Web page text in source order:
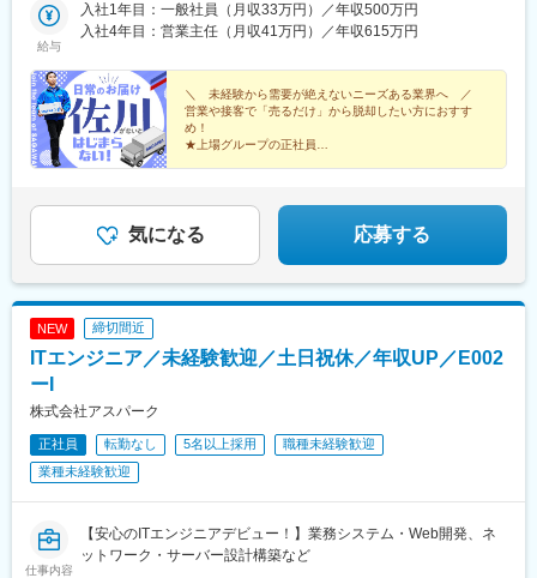
国・四国エリア香川、愛媛、高知、徳島、広島、島根、岡山、山
口、鳥取■九州エリア福岡、長崎、大分、佐賀、熊本、鹿児島、沖
秋田、青森
本庄早稲田駅、和光市駅、番田駅(神奈川県)、久里浜駅、港南台
駅、栢山駅、読売ランド前駅、武蔵新城駅、昭和駅、片岡駅、南
田羅駅、岩宿駅、上州新屋駅、新前橋駅、渋川駅、駒形駅、細谷
駅(群馬県)、千葉ニュータウン中央駅、湖北駅、江見駅、佐倉駅、
新習志野駅、木更津駅、川間駅、江戸川台駅、神立駅、みどりの
駅、野木駅、赤塚駅、下館駅、延方駅、常陸鴻巣駅、日立駅、佐
古木駅、三河安城駅、萩原駅(愛知県)、北岡崎駅、石仏駅、田県神
向ケ丘駅、三河一宮駅、竹村駅、港区役所駅、新守山駅、尾張星
の宮駅、本郷駅(愛知県)、佐那具駅、朝熊駅、亀山駅(三重県)、霞
泉なめり駅、藤枝駅、静岡駅、草薙駅(東海道本線)、袋井駅、西焼
津駅、上島駅、須津駅、南吉田駅、糸魚川駅、春日山駅、小針
駅、中条駅、宮内駅(新潟県)、魚沼丘陵駅、茨目駅、伊那北駅、広
常永駅、春日居町駅、東桂駅、動橋駅、三ツ屋駅、笠師保駅、松
朝潮橋駅、門真南駅、深江橋駅、河内花園駅、鴻池新田駅、西明
石駅、中埠頭駅、苅藻駅、加太駅(和歌山県)、武庫川団地前駅、紀
市民病院口駅、篠原駅(滋賀県)、多賀大社前駅、三雲駅、栗東駅、
おごと温泉駅、長浜駅、箕浦駅、讃岐塩屋駅、片原町駅(香川県)、
給与
入社1年目：一般社員（月収33万円）／年収500万円
入社4年目：営業主任（月収41万円）／年収615万円
＼ 未経験から需要が絶えないニーズある業界へ ／
営業や接客で「売るだけ」から脱却したい方におすす
め！
★上場グループの正社員
気になる 応募する
NEW 締切間近
ITエンジニア／未経験歓迎／土日祝休／年収UP／E002
ーI
株式会社アスパーク
正社員 転勤なし 5名以上採用
職種未経験歓迎
業種未経験歓迎
仕事内容
【安心のITエンジニアデビュー！】業務システム・Web開発、ネ
ットワーク・サーバー設計構築など